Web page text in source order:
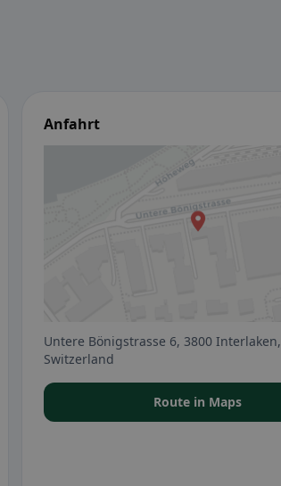
Anfahrt
Untere Bönigstrasse 6, 3800 Interlaken,
Switzerland
Route in Maps